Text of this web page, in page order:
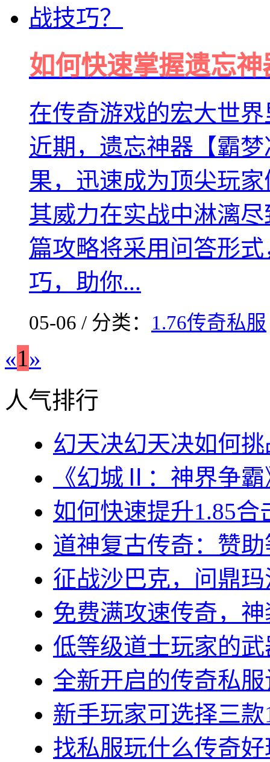
如何快速掌握遗忘
在传奇游戏的宏大世
近期，遗忘神器【霸
果，迅速成为顶尖玩
其威力在实战中淋漓
篇攻略将采用问答形
巧，助你...
05-06 / 分类： 1.76传奇私服
«1»
人气排行
幻天决幻天决如何
《幻城Ⅱ：神界争
如何快速提升1.85
道神复古传奇：赞
征战沙巴克，问鼎
免费满攻速传奇，
低等级道士玩家的
全新开启的传奇私
新手玩家可选择三款
找私服玩什么传奇好